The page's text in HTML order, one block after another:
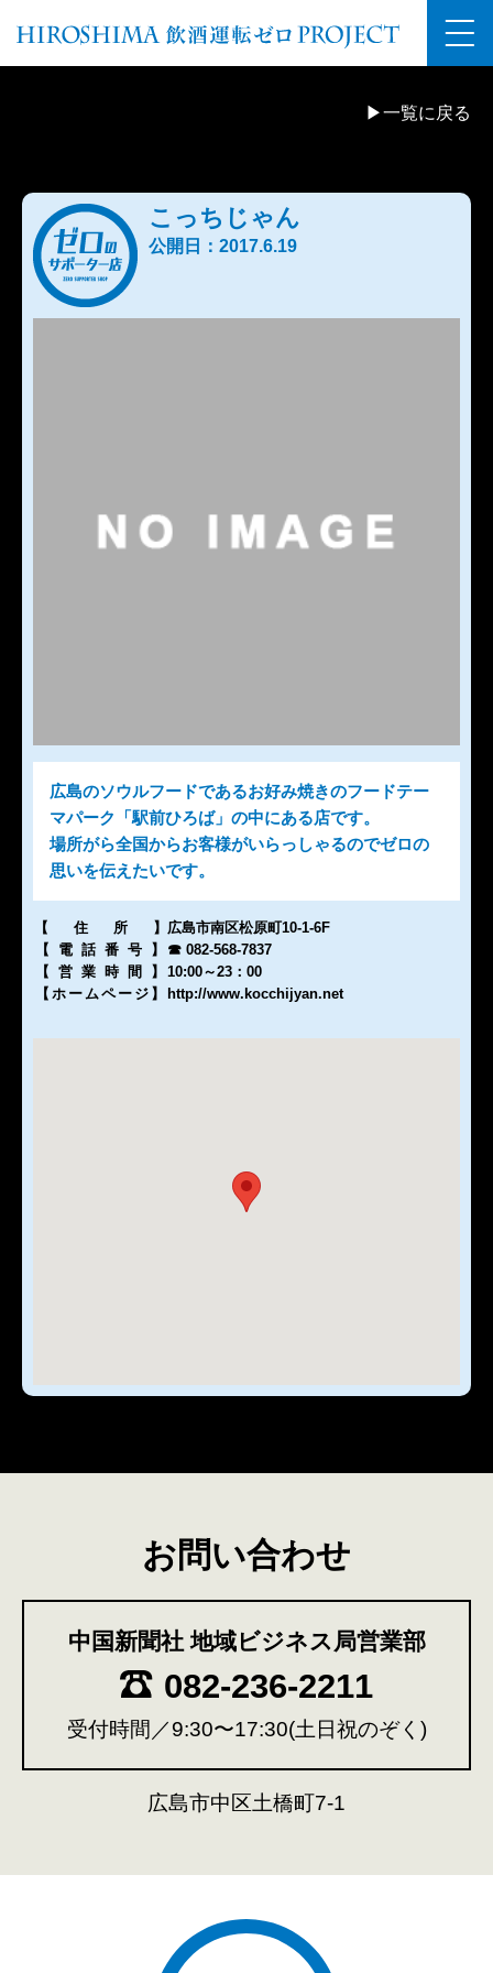
▶一覧に戻る
こっちじゃん
公開日：2017.6.19
広島のソウルフードであるお好み焼きのフードテー
マパーク「駅前ひろば」の中にある店です。
場所がら全国からお客様がいらっしゃるのでゼロの
思いを伝えたいです。
【住所 】 広島市南区松原町10-1-6F
【電話番号
】
☎ 082-568-7837
【営業時間
】
10:00～23：00
【ホームページ 】 http://www.kocchijyan.net
お問い合わせ
中国新聞社 地域ビジネス局営業部
082-236-2211
受付時間／9:30〜17:30(土日祝のぞく)
広島市中区土橋町7-1